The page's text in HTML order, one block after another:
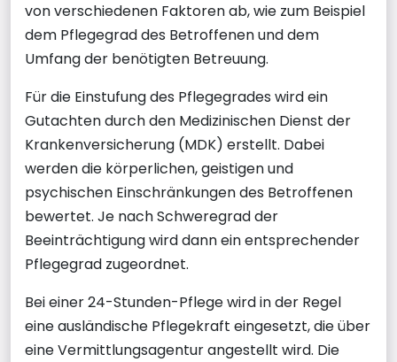
von verschiedenen Faktoren ab, wie zum Beispiel
dem Pflegegrad des Betroffenen und dem
Umfang der benötigten Betreuung.
Für die Einstufung des Pflegegrades wird ein
Gutachten durch den Medizinischen Dienst der
Krankenversicherung (MDK) erstellt. Dabei
werden die körperlichen, geistigen und
psychischen Einschränkungen des Betroffenen
bewertet. Je nach Schweregrad der
Beeinträchtigung wird dann ein entsprechender
Pflegegrad zugeordnet.
Bei einer 24-Stunden-Pflege wird in der Regel
eine ausländische Pflegekraft eingesetzt, die über
eine Vermittlungsagentur angestellt wird. Die